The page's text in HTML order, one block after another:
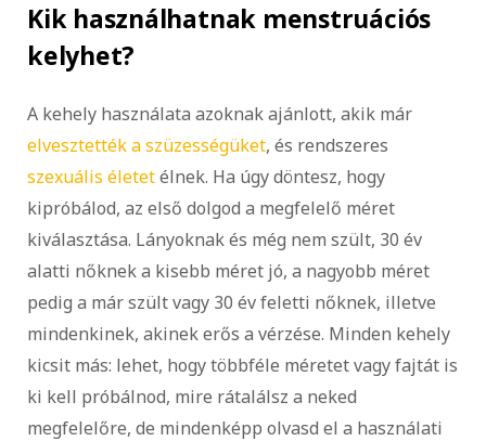
Kik használhatnak menstruációs
kelyhet?
A kehely használata azoknak ajánlott, akik már
elvesztették a szüzességüket, és rendszeres
szexuális életetélnek. Ha úgy döntesz, hogy
kipróbálod, az első dolgod a megfelelő méret
kiválasztása. Lányoknak és még nem szült, 30 év
alatti nőknek a kisebb méret jó, a nagyobb méret
pedig a már szült vagy 30 év feletti nőknek, illetve
mindenkinek, akinek erős a vérzése. Minden kehely
kicsit más: lehet, hogy többféle méretet vagy fajtát is
ki kell próbálnod, mire rátalálsz a neked
megfelelőre, de mindenképp olvasd el a használati